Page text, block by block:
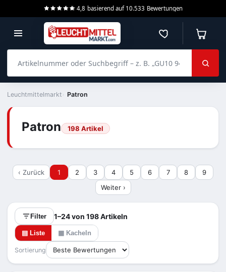
4,8 basierend auf 10.533 Bewertungen
Merkzettel
Leuchtmittelmarkt Patron
Patron 198 Artikel
‹ Zurück 1 2 3 4 5 6 7 8
9
Weiter ›
Filter 1–24 von 198 Artikeln
▤ Liste ▦ Kacheln
Sortierung